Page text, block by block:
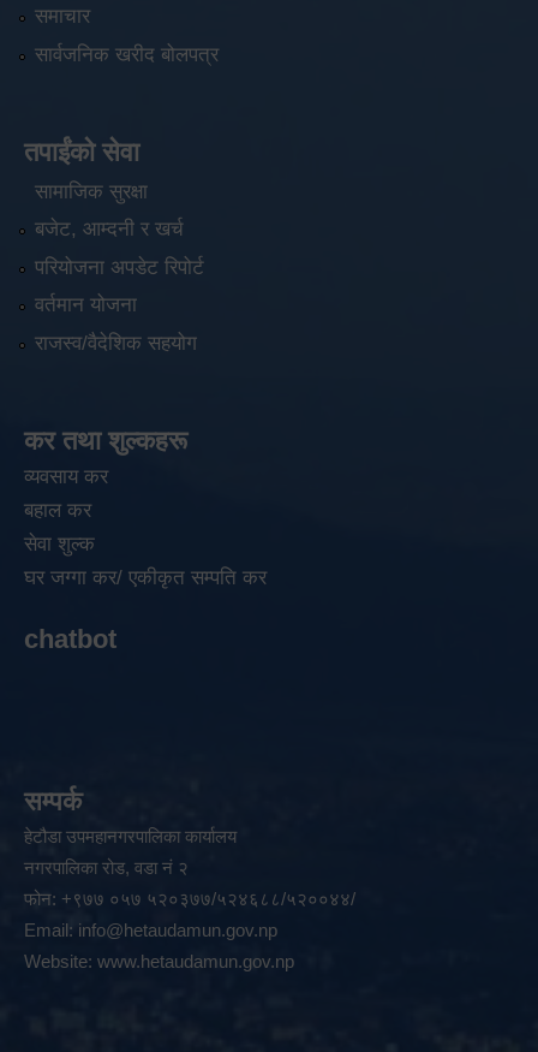
समाचार
सार्वजनिक खरीद बोलपत्र
तपाईंको सेवा
सामाजिक सुरक्षा
बजेट, आम्दनी र खर्च
परियोजना अपडेट रिपोर्ट
वर्तमान योजना
राजस्व/वैदेशिक सहयोग
कर तथा शुल्कहरू
व्यवसाय कर
बहाल कर
सेवा शुल्क
घर जग्गा कर/ एकीकृत सम्पति कर
chatbot
सम्पर्क
हेटौडा उपमहानगरपालिका कार्यालय
नगरपालिका रोड, वडा नं २
फोन: +९७७ ०५७ ५२०३७७/५२४६८८/५२००४४/
Email: info@hetaudamun.gov.np
Website: www.hetaudamun.gov.np